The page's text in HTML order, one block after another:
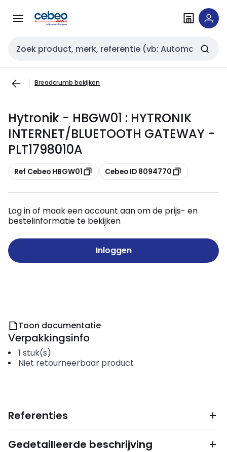
naar
naar
Zoekveld invoer
Breadcrumb bekijken
Hytronik - HBGW01 : HYTRONIK
INTERNET/BLUETOOTH GATEWAY -
PLT1798010A
Kopiëren
Ref Cebeo HBGW01 Kopiëren
Cebeo ID 8094770
Log in of maak een account aan om de prijs- en
bestelinformatie te bekijken
Inloggen
Toon documentatie
Verpakkingsinfo
1 stuk(s)
Niet retourneerbaar product
Referenties
Gedetailleerde beschrijving